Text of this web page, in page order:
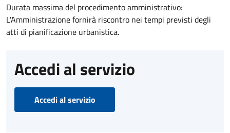
Durata massima del procedimento amministrativo:
L'Amministrazione fornirà riscontro nei tempi previsti degli
atti di pianificazione urbanistica.
Accedi al servizio
Accedi al servizio